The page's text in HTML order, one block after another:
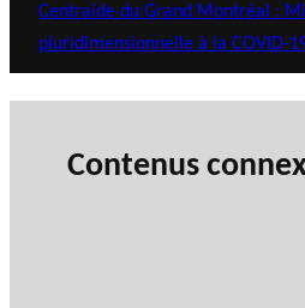
Centraide du Grand Montréal :
pluridimensionnelle à la COVID-
Contenus